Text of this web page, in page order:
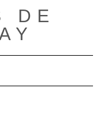
DE
de navegación